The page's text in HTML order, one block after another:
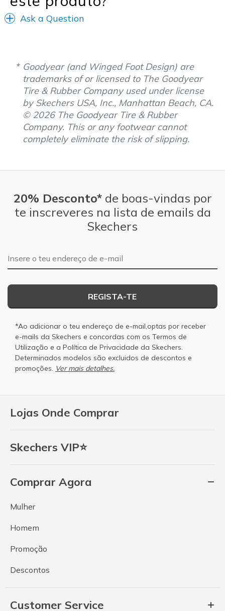
Ask a Question
Goodyear (and Winged Foot Design) are
trademarks of or licensed to The Goodyear
Tire & Rubber Company used under license
by Skechers USA, Inc., Manhattan Beach, CA.
© 2026 The Goodyear Tire & Rubber
Company. This or any footwear cannot
completely eliminate the risk of slipping.
Lojas Onde Comprar
Skechers VIP⭐
Comprar Agora
Mulher
Homem
Promoção
Descontos
Customer Service
20% Desconto*de boas-vindas por
te inscreveres na lista de emails da
Skechers
Endereço de e-mail
REGISTA-TE
*Ao adicionar o teu endereço de e-mail,optas por receber
e-mails da Skechers e concordas com os Termos de
Utilização e a Política de Privacidade da Skechers.
Determinados modelos são excluidos de descontos e
promoções. Ver mais detalhes.